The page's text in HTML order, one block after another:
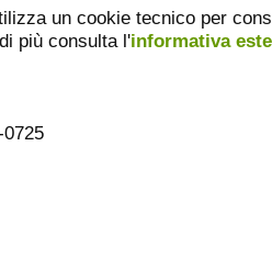
un cookie tecnico per
più consulta l'informativa